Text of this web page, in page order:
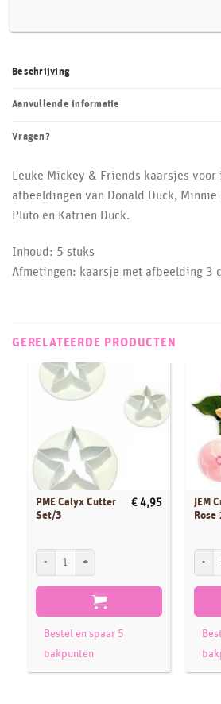
Beschrijving
Aanvullende informatie
Vragen?
Leuke Mickey & Friends kaarsjes
afbeeldingen van Donald Duck, Minnie
Pluto en Katrien Duck.
Inhoud: 5 stuks
Afmetingen: kaarsje met afbeelding 3
GERELATEERDE PRODUCTEN
PME Calyx Cutter
Set/3
€ 4,95
PME Calyx Cutter Set/3 aantal
Bestel en spaar 5
bakpunten
JEM
JEM